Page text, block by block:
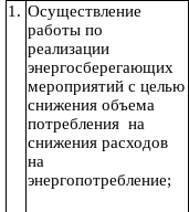
1. Осуществление
работы по
реализации
энергосберегающих
мероприятий с целью
снижения объема
потребления  на
снижения расходов
на
энергопотребление;